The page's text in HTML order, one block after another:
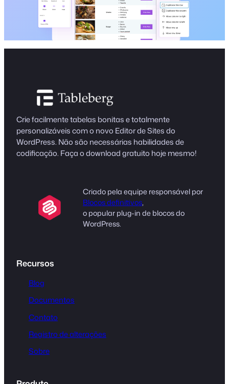
Crie facilmente tabelas bonitas e totalmente
personalizáveis com o novo Editor de Sites do
WordPress. Não são necessárias habilidades de
codificação. Faça o download gratuito hoje mesmo!
Criado pela equipe responsável por
Blocos definitivos,
o popular plug-in de blocos do
WordPress.
Recursos
Blog
Documentos
Contato
Registro de alterações
Sobre